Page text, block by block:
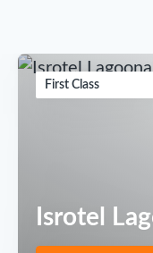
First Class
Isrotel